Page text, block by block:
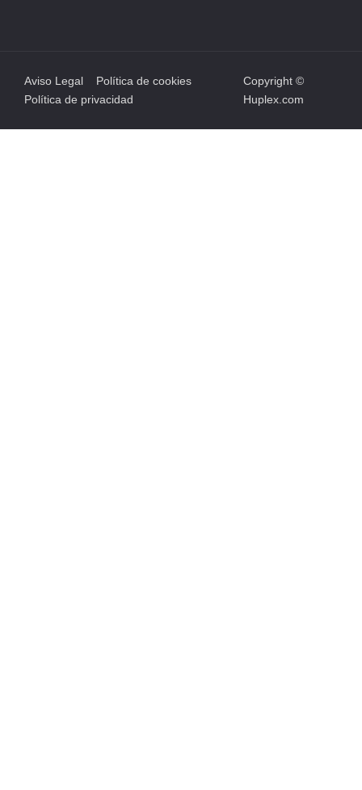
Aviso Legal
Política de cookies
Política de privacidad
Copyright ©
Huplex.com